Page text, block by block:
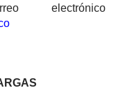
electrónico